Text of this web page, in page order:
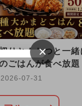
りとんかつと一緒
ごはんが食べ放題
に老舗店が都心初
2026-07-31
×